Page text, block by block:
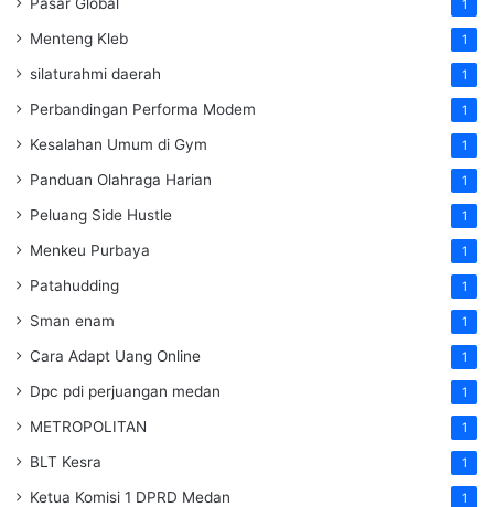
1
Menteng Kleb 1
silaturahmi daerah 1
Perbandingan Performa Modem 1
Kesalahan Umum di Gym 1
Panduan Olahraga Harian 1
Peluang Side Hustle 1
Menkeu Purbaya 1
Patahudding 1
Sman enam 1
Cara Adapt Uang Online 1
Dpc pdi perjuangan medan 1
METROPOLITAN 1
BLT Kesra 1
Ketua Komisi 1 DPRD Medan 1